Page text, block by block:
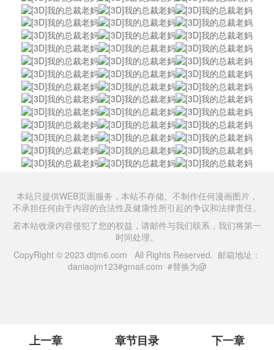
上一章 章节目录 下一章
本站只提供WEB页面服务，本站不存储、不制作任何漫画图片，
不承担任何由于内容的合法性及健康性所引起的争议和法律责任。
若本站收录内容侵犯了您的权益，请邮件与我们联系，我们将第一
时间处理。
CopyRight © 2023 dtjm6.com All Rights Reserved. 邮箱地址：
daniaojm123#gmail.com #替换为@